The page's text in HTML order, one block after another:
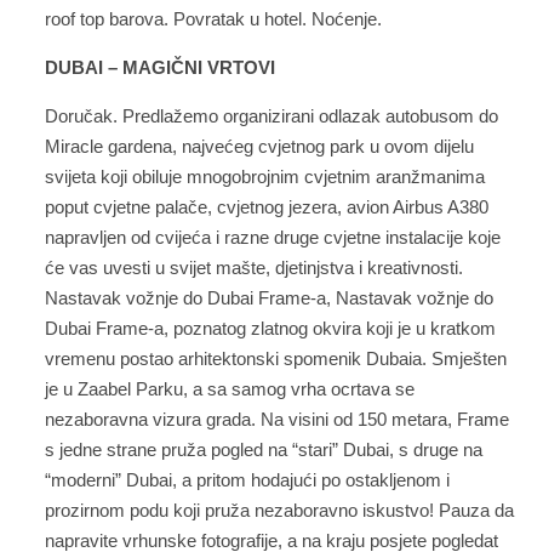
roof top barova. Povratak u hotel. Noćenje.
DUBAI – MAGIČNI VRTOVI
Doručak. Predlažemo organizirani odlazak autobusom do
Miracle gardena, najvećeg cvjetnog park u ovom dijelu
svijeta koji obiluje mnogobrojnim cvjetnim aranžmanima
poput cvjetne palače, cvjetnog jezera, avion Airbus A380
napravljen od cvijeća i razne druge cvjetne instalacije koje
će vas uvesti u svijet mašte, djetinjstva i kreativnosti.
Nastavak vožnje do Dubai Frame-a, Nastavak vožnje do
Dubai Frame-a, poznatog zlatnog okvira koji je u kratkom
vremenu postao arhitektonski spomenik Dubaia. Smješten
je u Zaabel Parku, a sa samog vrha ocrtava se
nezaboravna vizura grada. Na visini od 150 metara, Frame
s jedne strane pruža pogled na “stari” Dubai, s druge na
“moderni” Dubai, a pritom hodajući po ostakljenom i
prozirnom podu koji pruža nezaboravno iskustvo! Pauza da
napravite vrhunske fotografije, a na kraju posjete pogledat